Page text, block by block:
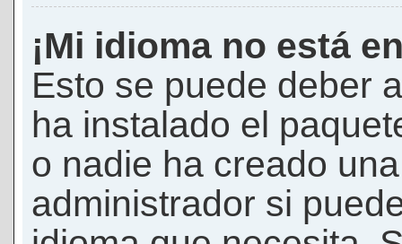
¡Mi idioma no está
Esto se puede deber
ha instalado el
o nadie ha creado
administrador si